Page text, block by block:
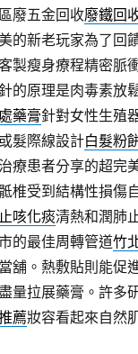
廢五金回收廢鐵回
的新老玩家為了回
製瘦身療程精密脈
的原理是肉毒素放
藥膏針對女性生殖
髮際線設計白髮粉
療患者分享的超完
椎受到結構性損傷
止咳化痰清熱和潤肺
的最佳周轉管道竹
舖。熱敷貼則能促
量拉展藥膏。許多
薦妝容看起來自然